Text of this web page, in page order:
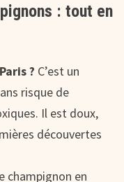
: tout en
? C’est un
risque de
Il est doux,
découvertes
champignon en